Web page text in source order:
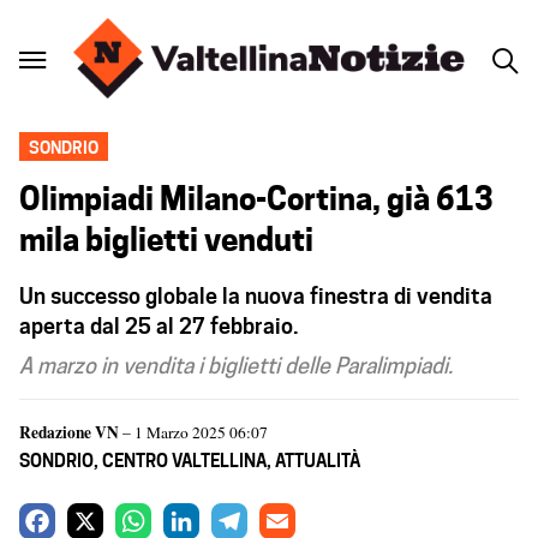
SONDRIO
Olimpiadi Milano-Cortina, già 613
mila biglietti venduti
Un successo globale la nuova finestra di vendita
aperta dal 25 al 27 febbraio.
A marzo in vendita i biglietti delle Paralimpiadi.
Redazione VN– 1 Marzo 2025 06:07
SONDRIO, CENTRO VALTELLINA, ATTUALITÀ